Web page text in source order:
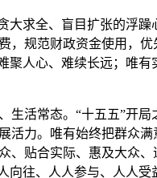
求全、盲目扩张的浮躁
，规范财政资金使用，
聚人心、难续长远；唯有
活常态。“十五五”开局
活力。唯有始终把群众满
、贴合实际、惠及大众
向往、人人参与、人人受